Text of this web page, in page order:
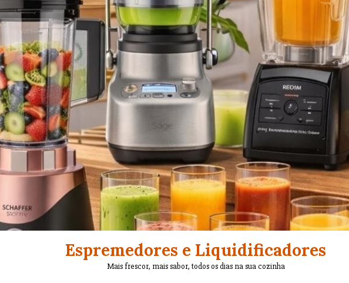
Espremedores e Liquidificadores
Mais frescor, mais sabor, todos os dias na sua cozinha